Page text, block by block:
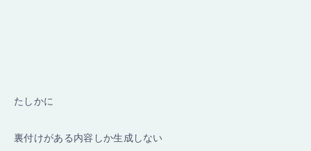
たしかに
裏付けがある内容しか生成しない